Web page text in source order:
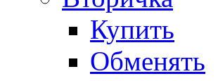
Купить
Обменять